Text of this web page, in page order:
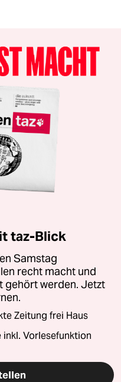
taz-Blick
Samstag
recht macht und
gehört werden. Jetzt
Zeitung frei Haus
Vorlesefunktion